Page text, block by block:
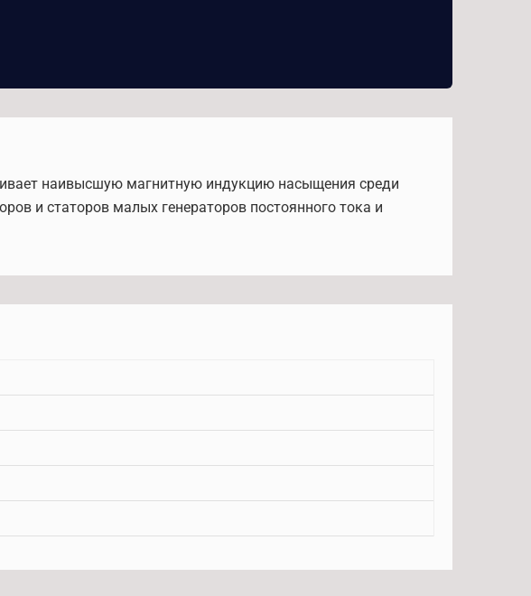
наивысшую магнитную индукцию насыщения среди
и статоров малых генераторов постоянного тока и